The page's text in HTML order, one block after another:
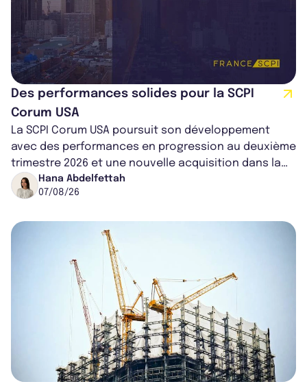
Des performances solides pour la SCPI
Corum USA
La SCPI Corum USA poursuit son développement
avec des performances en progression au deuxième
trimestre 2026 et une nouvelle acquisition dans la
région de Chicago. Entre hausse de...
Hana Abdelfettah
07/08/26